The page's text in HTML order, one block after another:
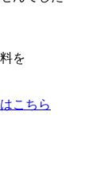
を
こちら